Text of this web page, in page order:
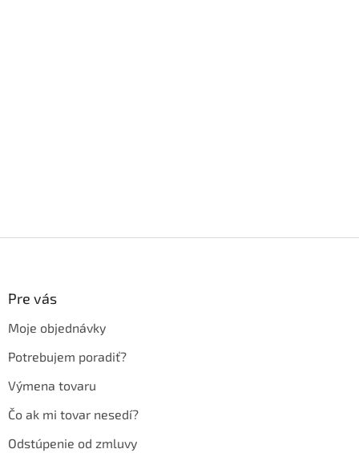
Pre vás
Moje objednávky
Potrebujem poradiť?
Výmena tovaru
Čo ak mi tovar nesedí?
Odstúpenie od zmluvy